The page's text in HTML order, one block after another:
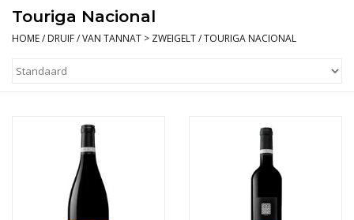
Wijnhuizen
Druif
Wijnaanbiedingen
Wijnberichten
Touriga Nacional
HOME/ DRUIF/VAN TANNAT > ZWEIGELT/TOURIGA NACIONAL